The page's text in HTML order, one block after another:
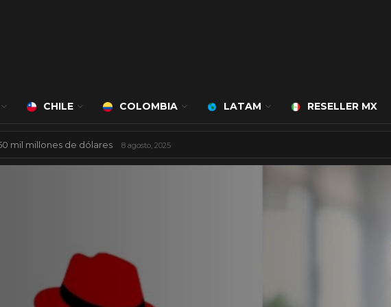
CHILE COLOMBIA LATAM RESELLER MX
a cargo de Bert Milan 24 marzo, 2026